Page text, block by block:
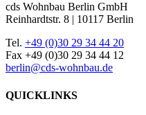
cds Wohnbau Berlin GmbH
Reinhardtstr. 8 | 10117 Berlin
Tel. +49 (0)30 29 34 44 20
Fax +49 (0)30 29 34 44 12
berlin@cds-wohnbau.de
QUICKLINKS